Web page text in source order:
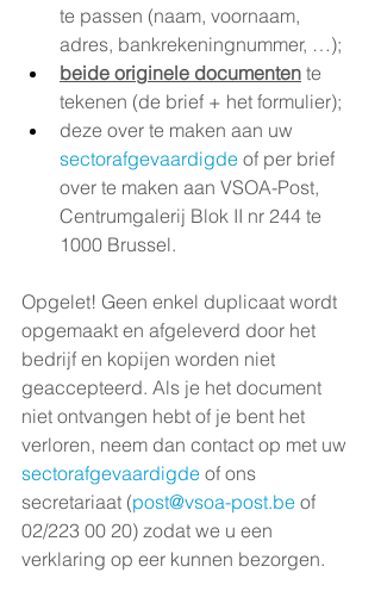
te passen (naam, voornaam,
adres, bankrekeningnummer, …);
beide originele documenten te
tekenen (de brief + het formulier);
deze over te maken aan uw
sectorafgevaardigde of per brief
over te maken aan VSOA-Post,
Centrumgalerij Blok II nr 244 te
1000 Brussel.
Opgelet! Geen enkel duplicaat wordt
opgemaakt en afgeleverd door het
bedrijf en kopijen worden niet
geaccepteerd. Als je het document
niet ontvangen hebt of je bent het
verloren, neem dan contact op met uw
sectorafgevaardigde of ons
secretariaat (post@vsoa-post.be of
02/223 00 20) zodat we u een
verklaring op eer kunnen bezorgen.